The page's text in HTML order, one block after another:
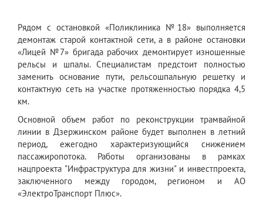
Рядом с остановкой «Поликлиника №18» выполняется
демонтаж старой контактной сети, а в районе остановки
«Лицей №7» бригада рабочих демонтирует изношенные
рельсы и шпалы. Специалистам предстоит полностью
заменить основание пути, рельсошпальную решетку и
контактную сеть на участке протяженностью порядка 4,5
км.
Основной объем работ по реконструкции трамвайной
линии в Дзержинском районе будет выполнен в летний
период, ежегодно характеризующийся снижением
пассажиропотока. Работы организованы в рамках
нацпроекта "Инфраструктура для жизни" и инвестпроекта,
заключенного между городом, регионом и АО
«ЭлектроТранспорт Плюс».